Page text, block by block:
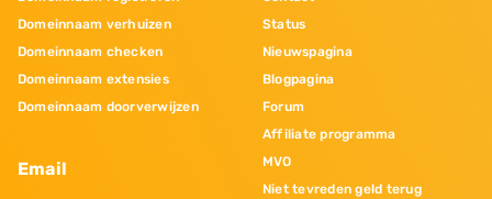
Domeinnaam verhuizen
Domeinnaam checken
Domeinnaam extensies
Domeinnaam doorverwijzen
Email
Status
Nieuwspagina
Blogpagina
Forum
Affiliate programma
MVO
Niet tevreden geld terug